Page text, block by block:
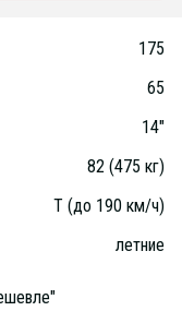
175
65
14"
82 (475 кг)
T (до 190 км/ч)
летние